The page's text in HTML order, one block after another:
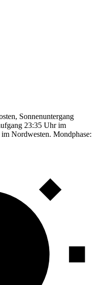
Sonnenuntergang
23:35 Uhr im
Nordwesten. Mondphase: